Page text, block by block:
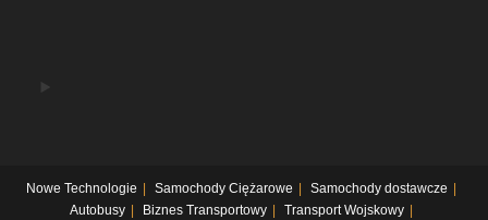
Nowe Technologie Samochody Ciężarowe
Samochody dostawcze
Autobusy
Biznes Transportowy
Transport Wojskowy